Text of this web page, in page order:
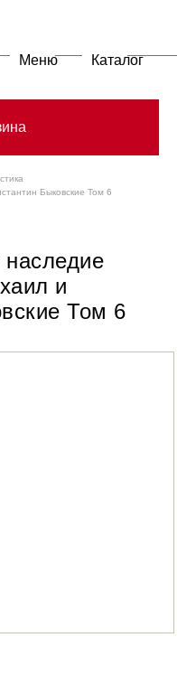
Меню Каталог
Быковские Том 6
наследие
и
Том 6